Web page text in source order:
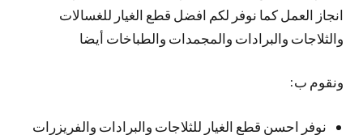
انجاز العمل كما نوفر لكم افضل قطع الغيار للغسالات
والثلاجات والبرادات والمجمدات والطباخات أيضا
ونقوم ب:
نوفر احسن قطع الغيار للثلاجات والبرادات والفريزرات